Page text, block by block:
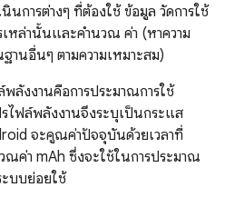
การต่างๆ ที่ต้องใช้ ข้อมูล วัดการใช้
เหล่านั้นและคำนวณ ค่า (หาความ
านอื่นๆ ตามความเหมาะสม)
พลังงานคือการประมาณการใช้
ไฟล์พลังงานจึงระบุเป็นกระแส
จะคูณค่าปัจจุบันด้วยเวลาที่
ค่า mAh ซึ่งจะใช้ในการประมาณ
บบย่อยใช้